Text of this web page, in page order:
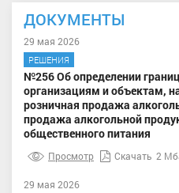
ДОКУМЕНТЫ
29 мая 2026
РЕШЕНИЯ
№256 Об определении
организациям и объектам,
розничная продажа
продажа алкогольной
общественного питания
Просмотр Скачать 2
29 мая 2026